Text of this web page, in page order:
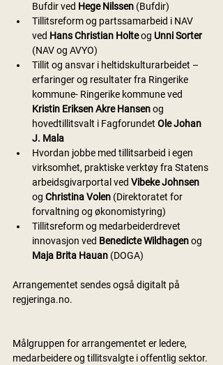
Bufdir ved Hege Nilssen (Bufdir)
Tillitsreform og partssamarbeid i NAV
ved Hans Christian Holte og Unni Sorter
(NAV og AVYO)
Tillit og ansvar i heltidskulturarbeidet –
erfaringer og resultater fra Ringerike
kommune- Ringerike kommune ved
Kristin Eriksen Akre Hansen og
hovedtillitsvalt i Fagforundet Ole Johan
J. Mala
Hvordan jobbe med tillitsarbeid i egen
virksomhet, praktiske verktøy fra Statens
arbeidsgivarportal ved Vibeke Johnsen
og Christina Volen (Direktoratet for
forvaltning og økonomistyring)
Tillitsreform og medarbeiderdrevet
innovasjon ved Benedicte Wildhagen og
Maja Brita Hauan (DOGA)
Arrangementet sendes også digitalt på
regjeringa.no.
Målgruppen for arrangementet er ledere,
medarbeidere og tillitsvalgte i offentlig sektor.